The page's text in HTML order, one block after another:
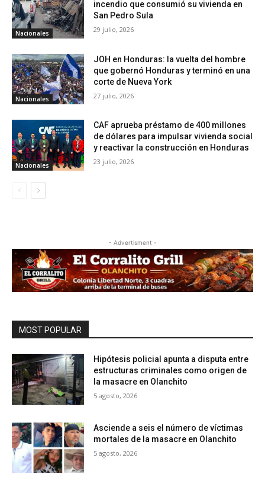
Nacionales
incendio que consumió su vivienda en
San Pedro Sula
29 julio, 2026
Nacionales
JOH en Honduras: la vuelta del hombre
que gobernó Honduras y terminó en una
corte de Nueva York
27 julio, 2026
Nacionales
CAF aprueba préstamo de 400 millones
de dólares para impulsar vivienda social
y reactivar la construcción en Honduras
23 julio, 2026
- Advertisment -
MOST POPULAR
Hipótesis policial apunta a disputa entre
estructuras criminales como origen de
la masacre en Olanchito
5 agosto, 2026
Asciende a seis el número de víctimas
mortales de la masacre en Olanchito
5 agosto, 2026